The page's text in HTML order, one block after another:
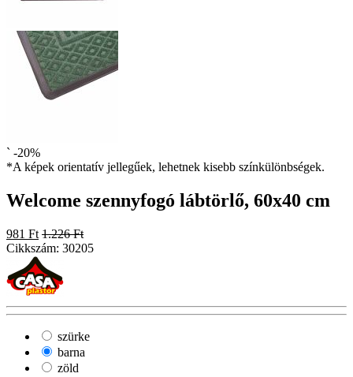
` -20%
*A képek orientatív jellegűek, lehetnek kisebb színkülönbségek.
Welcome szennyfogó lábtörlő, 60x40 cm
981 Ft 1.226 Ft
Cikkszám: 30205
szürke
barna
zöld